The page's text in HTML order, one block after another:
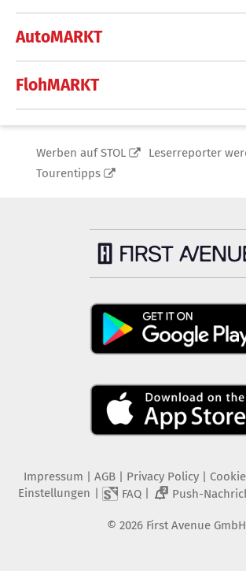
AutoMARKT
FlohMARKT
Werben auf STOL
Leserreporter
Tourentipps
Impressum | AGB | Privacy Policy|
Einstellungen | FAQ| 2 Push-
© 2026 First Avenue GmbH